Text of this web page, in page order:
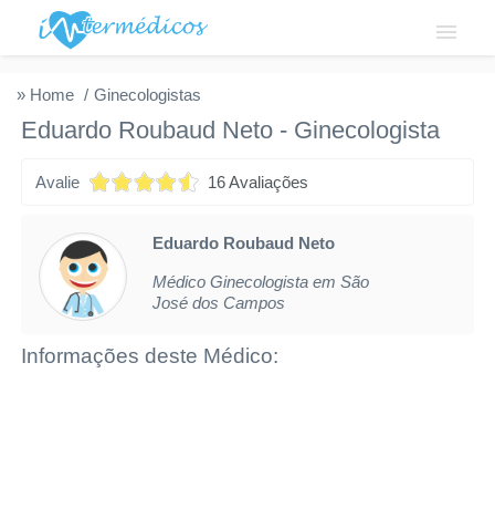
Institucional
Fale conosco
Cadastre-se
Solicitar acesso
Privacidade
» Home Ginecologistas
Eduardo Roubaud Neto- Ginecologista
Avalie 16 Avaliações
Eduardo Roubaud Neto
Médico Ginecologista em São
José dos Campos
Informações deste Médico: